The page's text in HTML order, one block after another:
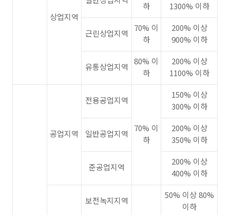
상업지역
하 1300% 이하
근린상업지역
70% 이
하
200% 이상
900% 이하
유통상업지역
80% 이
하
200% 이상
1100% 이하
공업지역
전용공업지역
70% 이
하
150% 이상
300% 이하
일반공업지역
200% 이상
350% 이하
준공업지역
200% 이상
400% 이하
보전녹지지역
50% 이상 80%
이하